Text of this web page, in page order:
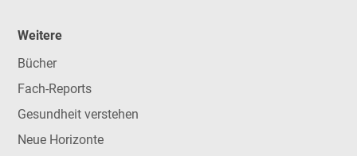
Weitere
Bücher
Fach-Reports
Gesundheit verstehen
Neue Horizonte